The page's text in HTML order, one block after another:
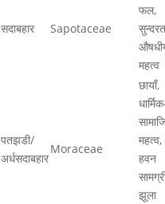
सदाबहार Sapotaceae
फल,
महत्व
पतझडी/
अर्धसदाबहार
Moraceae
छायाँ,
महत्व,
हवन
झूला